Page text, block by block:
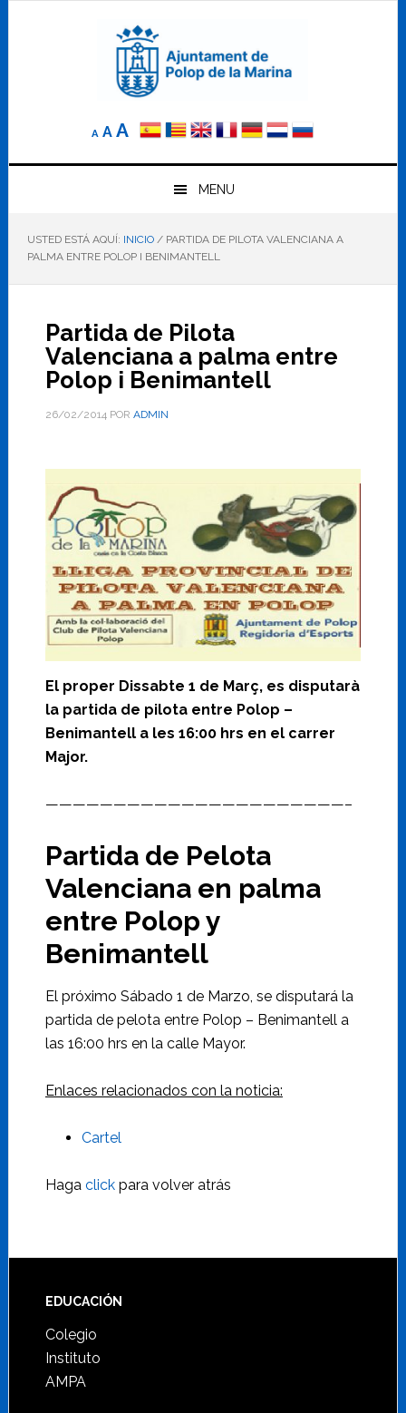
A
Reducir
elA Tamaño
AAumentar
el
tamaño
letra
MENU
USTED ESTÁ AQUÍ: INICIO /PARTIDA DE PILOTA VALENCIANA A
PALMA ENTRE POLOP I BENIMANTELL
Partida de Pilota
Valenciana a palma entre
Polop i Benimantell
26/02/2014POR ADMIN
El proper Dissabte 1 de Març, es disputarà
la partida de pilota entre Polop –
Benimantell a les 16:00 hrs en el carrer
Major.
——————————————————————–
Partida de Pelota
Valenciana en palma
entre Polop y
Benimantell
El próximo Sábado 1 de Marzo, se disputará la
partida de pelota entre Polop – Benimantell a
las 16:00 hrs en la calle Mayor.
Enlaces relacionados con la noticia:
Cartel
Haga clickpara volver atrás
Footer
EDUCACIÓN
Colegio
Instituto
AMPA